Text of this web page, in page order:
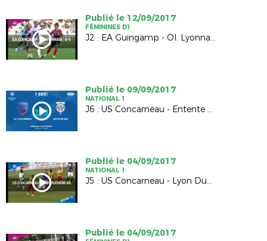
Publié le 12/09/2017
FÉMININES D1
J2 : EA Guingamp - Ol. Lyonnais (0-5)
Publié le 09/09/2017
NATIONAL 1
J6 : US Concarneau - Entente SSG (1-1)
Publié le 04/09/2017
NATIONAL 1
J5 : US Concarneau - Lyon Duchère AS (2-3)
Publié le 04/09/2017